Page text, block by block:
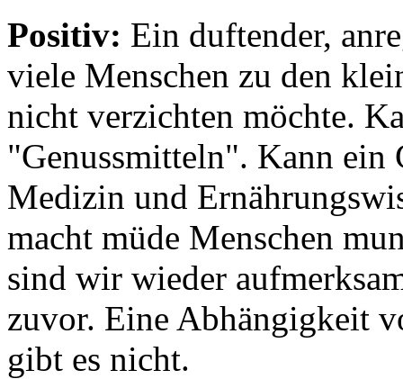
Positiv: Ein duftender,
viele Menschen zu den
nicht verzichten möchte.
"Genussmitteln". Kann ein
Medizin und
macht müde Menschen
sind wir wieder
zuvor. Eine Abhängigkeit
gibt es nicht.